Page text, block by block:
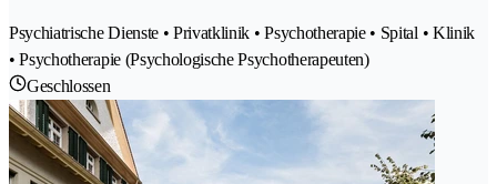
Psychiatrische Dienste • Privatklinik • Psychotherapie • Spital • Klinik
• Psychotherapie (Psychologische Psychotherapeuten)
Geschlossen